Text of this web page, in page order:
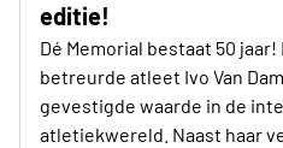
editie!
Dé Memorial bestaat 50
betreurde atleet Ivo Van
gevestigde waarde in de
atletiekwereld. Naast haar